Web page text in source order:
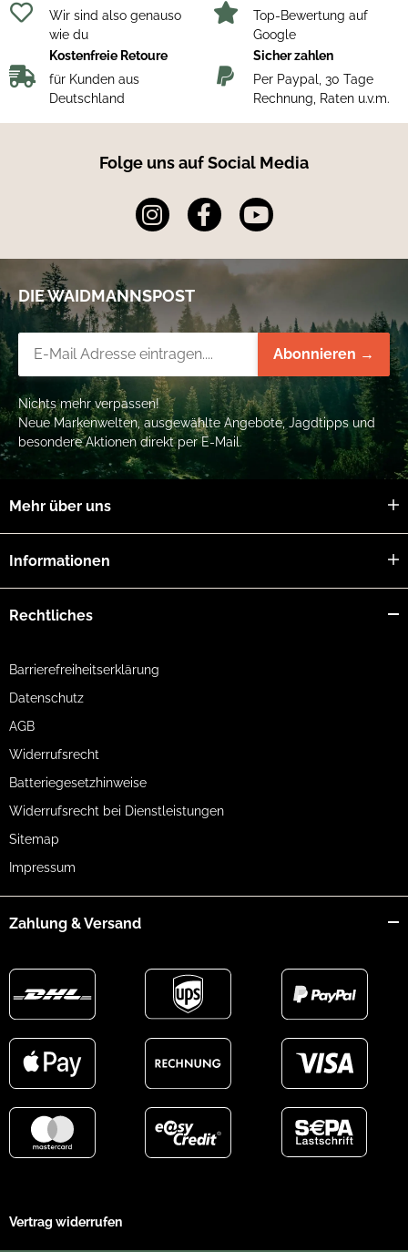
Wir sind also genauso
wie du
Top-Bewertung auf
Google
Kostenfreie Retoure
für Kunden aus
Deutschland
Sicher zahlen
Per Paypal, 30 Tage
Rechnung, Raten u.v.m.
Folge uns auf Social Media
DIE WAIDMANNSPOST
Abonnieren →
Nichts mehr verpassen!
Neue Markenwelten, ausgewählte Angebote, Jagdtipps und
besondere Aktionen direkt per E-Mail.
Mehr über uns
Informationen
Rechtliches
Barrierefreiheitserklärung
Datenschutz
AGB
Widerrufsrecht
Batteriegesetzhinweise
Widerrufsrecht bei Dienstleistungen
Sitemap
Impressum
Zahlung & Versand
Vertrag widerrufen